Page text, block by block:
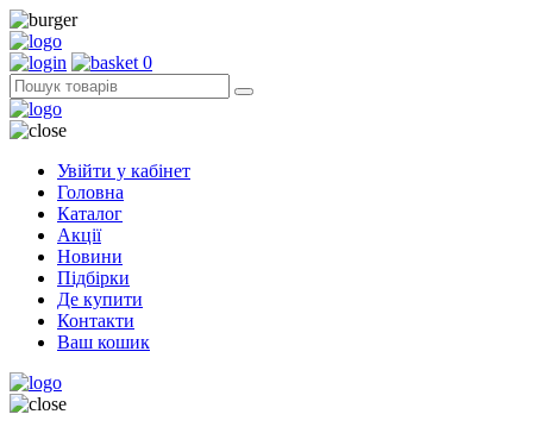
0
Увійти у кабінет
Головна
Каталог
Акції
Новини
Підбірки
Де купити
Контакти
Ваш кошик